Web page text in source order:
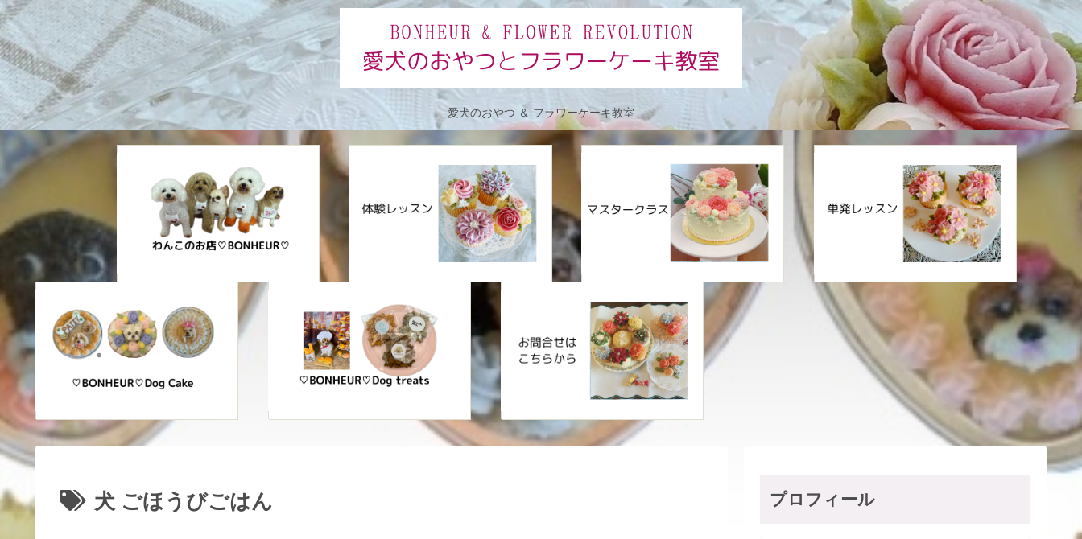
愛犬のおやつ ＆ フラワーケーキ教室
犬 ごほうびごはん プロフィール